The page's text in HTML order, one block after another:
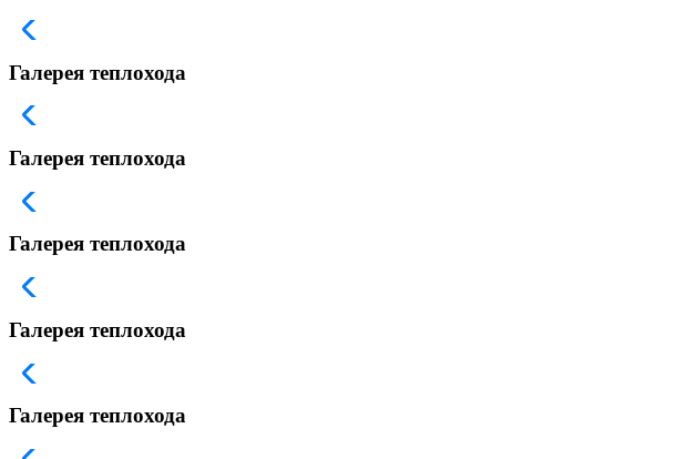
Галерея теплохода
Галерея теплохода
Галерея теплохода
Галерея теплохода
Галерея теплохода